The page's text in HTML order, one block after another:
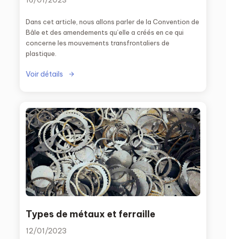
Dans cet article, nous allons parler de la Convention de
Bâle et des amendements qu’elle a créés en ce qui
concerne les mouvements transfrontaliers de
plastique.
Voir détails
Types de métaux et ferraille
12/01/2023